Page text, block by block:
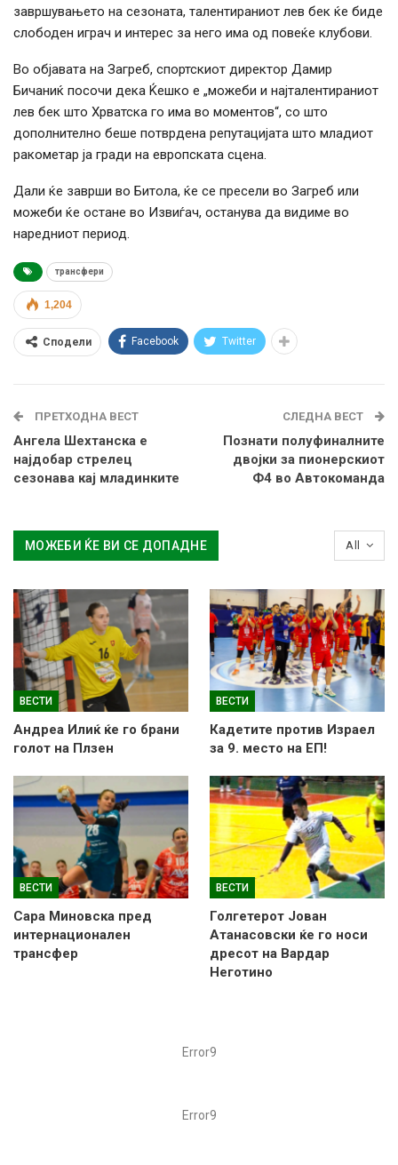
завршувањето на сезоната, талентираниот лев бек ќе биде
слободен играч и интерес за него има од повеќе клубови.
Во објавата на Загреб, спортскиот директор Дамир
Бичаниќ посочи дека Ќешко е „можеби и најталентираниот
лев бек што Хрватска го има во моментов“, со што
дополнително беше потврдена репутацијата што младиот
ракометар ја гради на европската сцена.
Дали ќе заврши во Битола, ќе се пресели во Загреб или
можеби ќе остане во Извиѓач, останува да видиме во
наредниот период.
трансфери
1,204
Сподели Facebook Twitter
ПРЕТХОДНА ВЕСТ
Ангела Шехтанска е
најдобар стрелец
сезонава кај младинките
СЛЕДНА ВЕСТ
Познати полуфиналните
двојки за пионерскиот
Ф4 во Автокоманда
All
МОЖЕБИ ЌЕ ВИ СЕ ДОПАДНЕ
ВЕСТИ
Андреа Илиќ ќе го брани
голот на Плзен
ВЕСТИ
Кадетите против Израел
за 9. место на ЕП!
ВЕСТИ
Сара Миновска пред
интернационален
трансфер
ВЕСТИ
Голгетерот Јован
Атанасовски ќе го носи
дресот на Вардар
Неготино
Error9
Error9